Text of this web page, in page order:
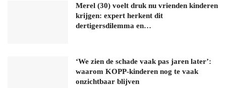
Merel (30) voelt druk nu vrienden kinderen
krijgen: expert herkent dit
dertigersdilemma en…
‘We zien de schade vaak pas jaren later’:
waarom KOPP-kinderen nog te vaak
onzichtbaar blijven